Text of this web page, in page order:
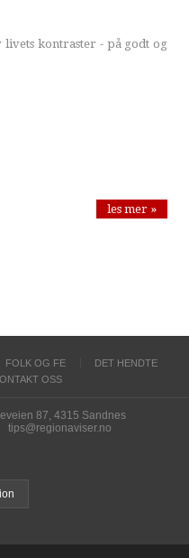
livets kontraster - på godt og
les mer »
FOLK OG FE
DET HENDTE
OSS
87, 4315 Sandnes
tips@regionaviser.no